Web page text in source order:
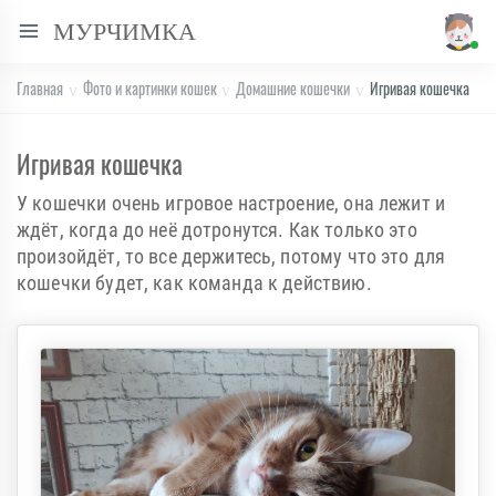
МУРЧИМКА
Главная Фото и картинки кошек Домашние кошечки Игривая кошечка
Игривая кошечка
У кошечки очень игровое настроение, она лежит и
ждёт, когда до неё дотронутся. Как только это
произойдёт, то все держитесь, потому что это для
кошечки будет, как команда к действию.